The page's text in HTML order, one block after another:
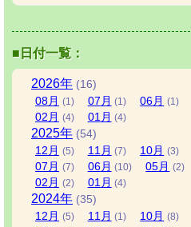
■日付一覧：
2026年 (16)
08月 (1) 07 月 (1) 06月 (1)
02 月 (4) 01 月 (4)
2025年 (54)
12 月 (5) 11 月 (7) 10月 (3)
07 月 (7) 06月 (10) 05月 (2)
02 月 (2) 01 月 (4)
2024年 (35)
12 月 (5) 11 月 (1) 10月 (8)